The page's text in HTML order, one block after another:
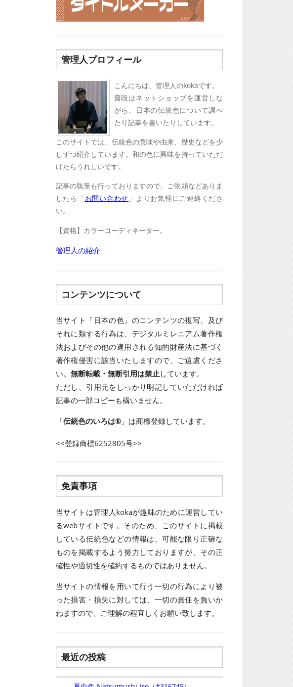
管理人プロフィール
こんにちは、管理人のkokaです。
普段はネットショップを運営しな
がら、日本の伝統色について調べ
たり記事を書いたりしています。
このサイトでは、伝統色の意味や由来、歴史などを少
しずつ紹介しています。和の色に興味を持っていただ
けたらうれしいです。
記事の執筆も行っておりますので、ご依頼などありま
したら「お問い合わせ 」よりお気軽にご連絡くださ
い。
【資格】カラーコーディネーター。
管理人の紹介
コンテンツについて
当サイト「日本の色」のコンテンツの複写、及び
それに類する行為は、デジタルミレニアム著作権
法およびその他の適用される知的財産法に基づく
著作権侵害に該当いたしますので、ご遠慮くださ
い。 無断転載・無断引用は禁止しています。
ただし、引用元をしっかり明記していただければ
記事の一部コピーも構いません。
「伝統色のいろは®」は商標登録しています。
<<登録商標6252805号>>
免責事項
当サイトは管理人kokaが趣味のために運営してい
るwebサイトです。そのため、このサイトに掲載
している伝統色などの情報は、可能な限り正確な
ものを掲載するよう努力しておりますが、その正
確性や適切性を確約するものではありません。
当サイトの情報を用いて行う一切の行為により被
った損害・損失に対しては、一切の責任を負いか
ねますので、ご理解の程宜しくお願い致します。
最近の投稿